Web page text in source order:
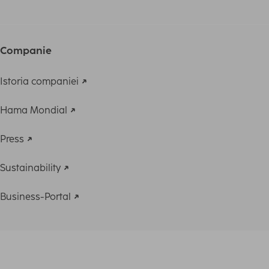
Companie
Istoria companiei
Hama Mondial
Press
Sustainability
Business-Portal